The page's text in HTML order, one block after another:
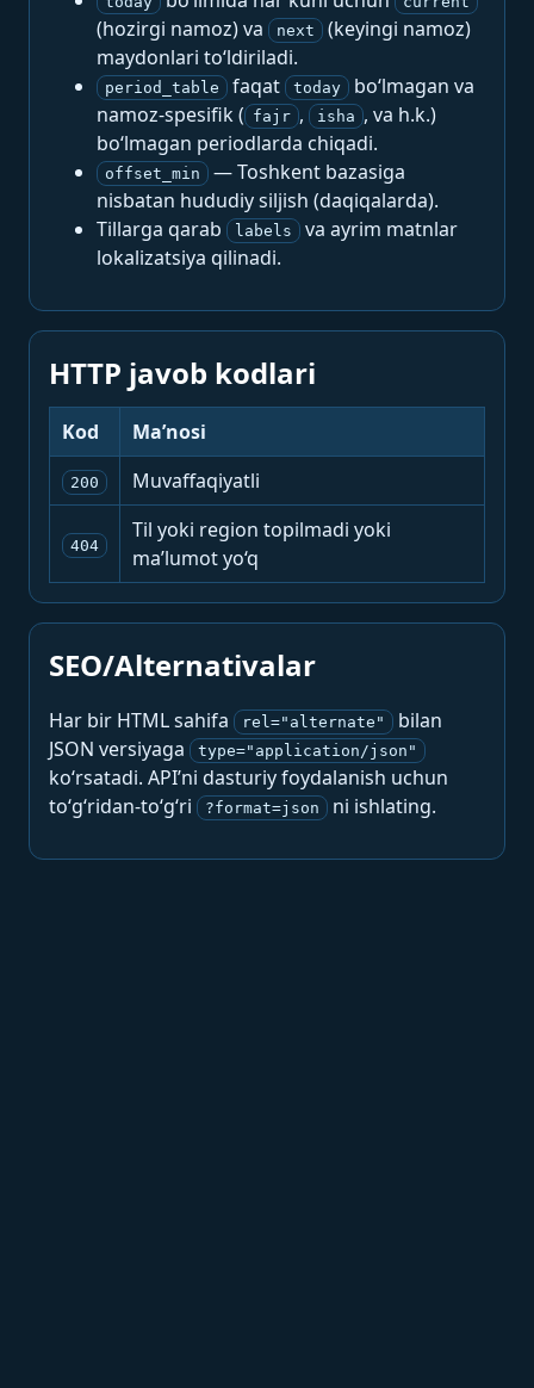
(hozirgi namoz) va next
(keyingi namoz)
maydonlari to‘ldiriladi.
period_table faqat today
bo‘lmagan va
namoz-spesifik ( fajr , isha , va h.k.)
bo‘lmagan periodlarda chiqadi.
offset_min
— Toshkent bazasiga
nisbatan hududiy siljish (daqiqalarda).
Tillarga qarab
labels
va ayrim matnlar
lokalizatsiya qilinadi.
HTTP javob kodlari
Kod Ma’nosi
200 Muvaffaqiyatli
404
Til yoki region topilmadi yoki
ma’lumot yo‘q
SEO/Alternativalar
Har bir HTML sahifa rel="alternate"
bilan
JSON versiyaga
type="application/json"
ko‘rsatadi. API’ni dasturiy foydalanish uchun
to‘g‘ridan-to‘g‘ri
?format=json ni ishlating.